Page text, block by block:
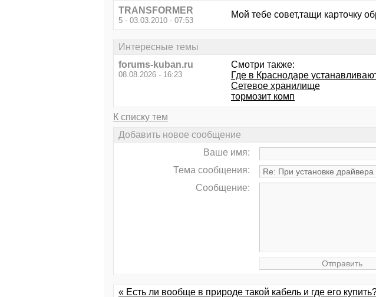
TRANSFORMER
5 - 03.03.2010 - 07:53
Мой тебе совет,тащи карточку
Интересные темы
forums-kuban.ru
08.08.2026 - 16:23
Смотри также:
Где в Краснодаре
Сетевое хранилище
тормозит комп
К списку тем
Добавить новое сообщение
Ваше имя:
Тема сообщения:
Сообщение:
« Есть ли вообще в природе такой кабель и где его